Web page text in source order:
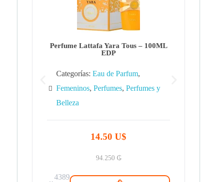
Perfume Lattafa Yara Tous – 100ML
EDP
Categorías: Eau de Parfum,
Femeninos, Perfumes, Perfumes y
Belleza
14.50 U$
94.250 ₲
4389